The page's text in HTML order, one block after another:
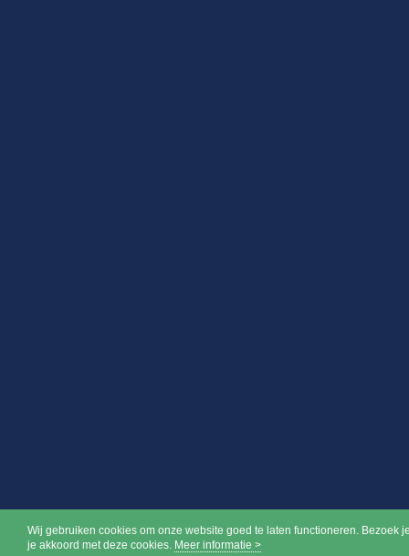
Wij gebruiken cookies om onze website goed te laten functioneren. Bezoek
je akkoord met deze cookies. Meer informatie >